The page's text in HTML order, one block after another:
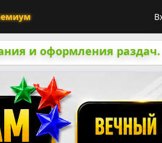
и оформления раздач.